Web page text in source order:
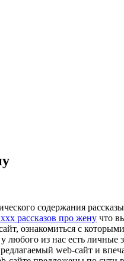
содержания
рассказов про жену что
ознакомиться с
любого из нас есть
web-сайт и